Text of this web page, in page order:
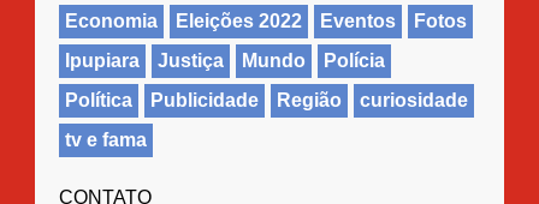
Economia
Eleições 2022 Eventos
Fotos
Ipupiara
Justiça Mundo
Polícia
Política
Publicidade Região
curiosidade
tv e fama
CONTATO